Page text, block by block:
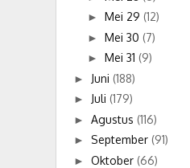
► Mei 29 (12)
► Mei 30 (7)
► Mei 31 (9)
► Juni (188)
► Juli (179)
► Agustus (116)
► September (91)
► Oktober (66)